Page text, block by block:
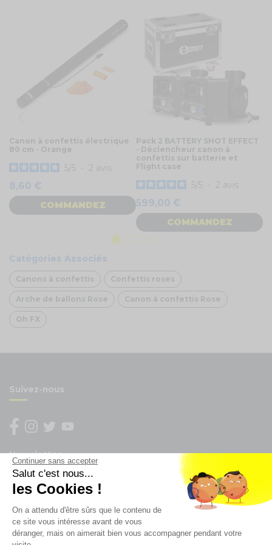
Continuer sans accepter
Salut c'est nous...
les Cookies !
On a attendu d'être sûrs que le contenu de
ce site vous intéresse avant de vous
déranger, mais on aimerait bien vous accompagner pendant votre
Canon à confettis électrique
80 cm - Orange
5 5 - 2 avis
8,60 €
COMMANDEZ
Pack 2 BATTERY SHOT EFFECT
- Déclencheur canon à
confettis sur batterie et
Flight case
5 5 - 2 avis
599,00 €
COMMANDEZ
Catégories Associés
Canons à confettis Confettis roses
Arche de ballons Rose Canon à confettis Rose
Oh FX
Suivez-nous
Newsletter
Enregistrez vous à la newsletter
Restez à l'actualité sur nos produits et les offres du
moment